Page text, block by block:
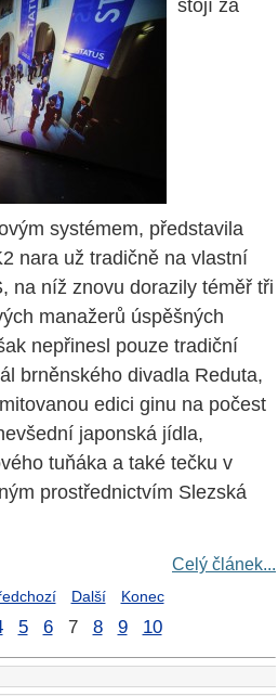
stojí za
systémem, představila
nara už tradičně na vlastní
na níž znovu dorazily téměř tři
manažerů úspěšných
nepřinesl pouze tradiční
brněnského divadla Reduta,
edici ginu na počest
japonská jídla,
tuňáka a také tečku v
prostřednictvím Slezská
Celý článek...
Další Konec
5 6 7 8 9 10